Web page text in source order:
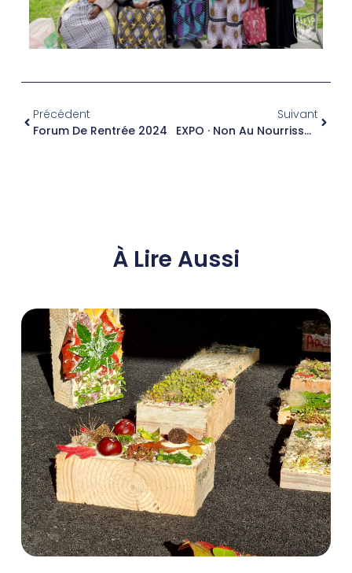
Précédent
Forum De Rentrée 2024
Suivant
EXPO · Non Au Nourrissage Des Oiseaux Et Des Gallinacés
À Lire Aussi